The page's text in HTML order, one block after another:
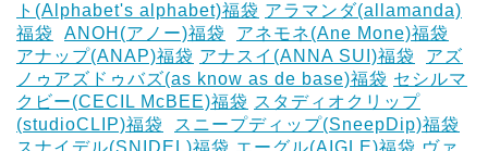
ト(Alphabet's alphabet)福袋 アラマンダ(allamanda)
福袋
ANOH(アノー)福袋
アネモネ(Ane Mone)福袋
アナップ(ANAP)福袋 アナスイ(ANNA SUI)福袋
アズ
ノゥアズドゥバズ(as know as de base)福袋 セシルマ
クビー(CECIL McBEE)福袋 スタディオクリップ
(studioCLIP)福袋
スニープディップ(SneepDip)福袋
スナイデル(SNIDEL)福袋 エーグル(AIGLE)福袋 ‎ヴァ